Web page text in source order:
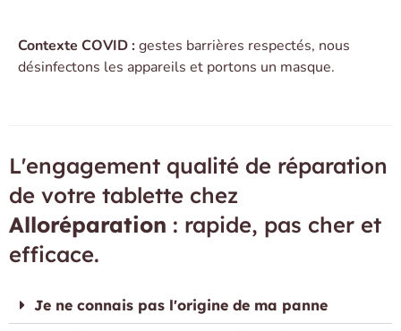
Contexte COVID :gestes barrières respectés, nous
désinfectons les appareils et portons un masque.
L'engagement qualité de réparation
de votre tablette chez
Alloréparation : rapide, pas cher et
efficace.
Je ne connais pas l'origine de ma panne